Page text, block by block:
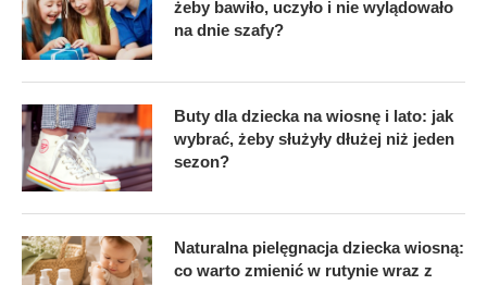
żeby bawiło, uczyło i nie wylądowało
na dnie szafy?
Buty dla dziecka na wiosnę i lato: jak
wybrać, żeby służyły dłużej niż jeden
sezon?
Naturalna pielęgnacja dziecka wiosną:
co warto zmienić w rutynie wraz z